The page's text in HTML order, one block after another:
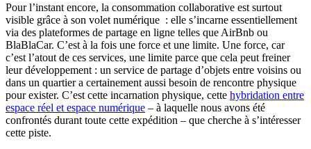
Pour l’instant encore, la consommation collaborative est surtout
visible grâce à son volet numérique : elle s’incarne essentiellement
via des plateformes de partage en ligne telles que AirBnb ou
BlaBlaCar. C’est à la fois une force et une limite. Une force, car
c’est l’atout de ces services, une limite parce que cela peut freiner
leur développement : un service de partage d’objets entre voisins ou
dans un quartier a certainement aussi besoin de rencontre physique
pour exister. C’est cette incarnation physique, cette hybridation entre
espace réel et espace numérique – à laquelle nous avons été
confrontés durant toute cette expédition – que cherche à s’intéresser
cette piste.